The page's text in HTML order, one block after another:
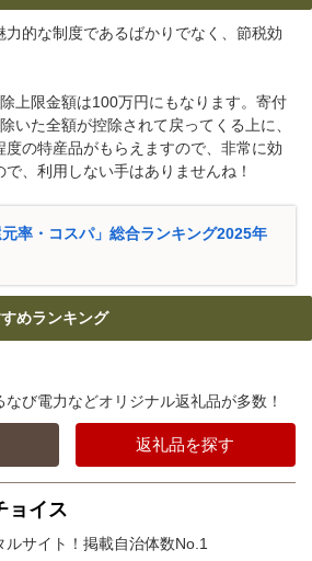
的な制度であるばかりでなく、節税効
上限金額は100万円にもなります。寄付
いた全額が控除されて戻ってくる上に、
の特産品がもらえますので、非常に効
、利用しない手はありませんね！
率・コスパ」総合ランキング2025年
めランキング
び電力などオリジナル返礼品が多数！
返礼品を探す
ョイス
サイト！掲載自治体数No.1